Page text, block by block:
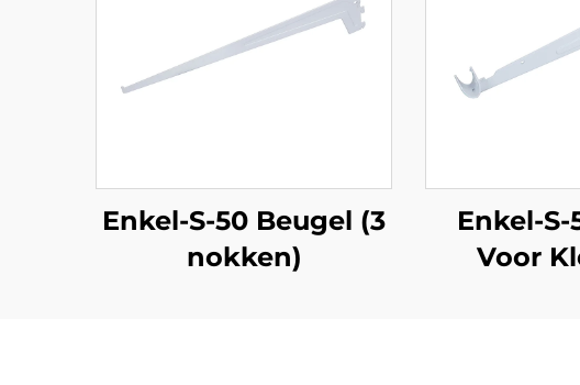
Enkel-S-50 Beugel (3
nokken)
Enkel-
Voor